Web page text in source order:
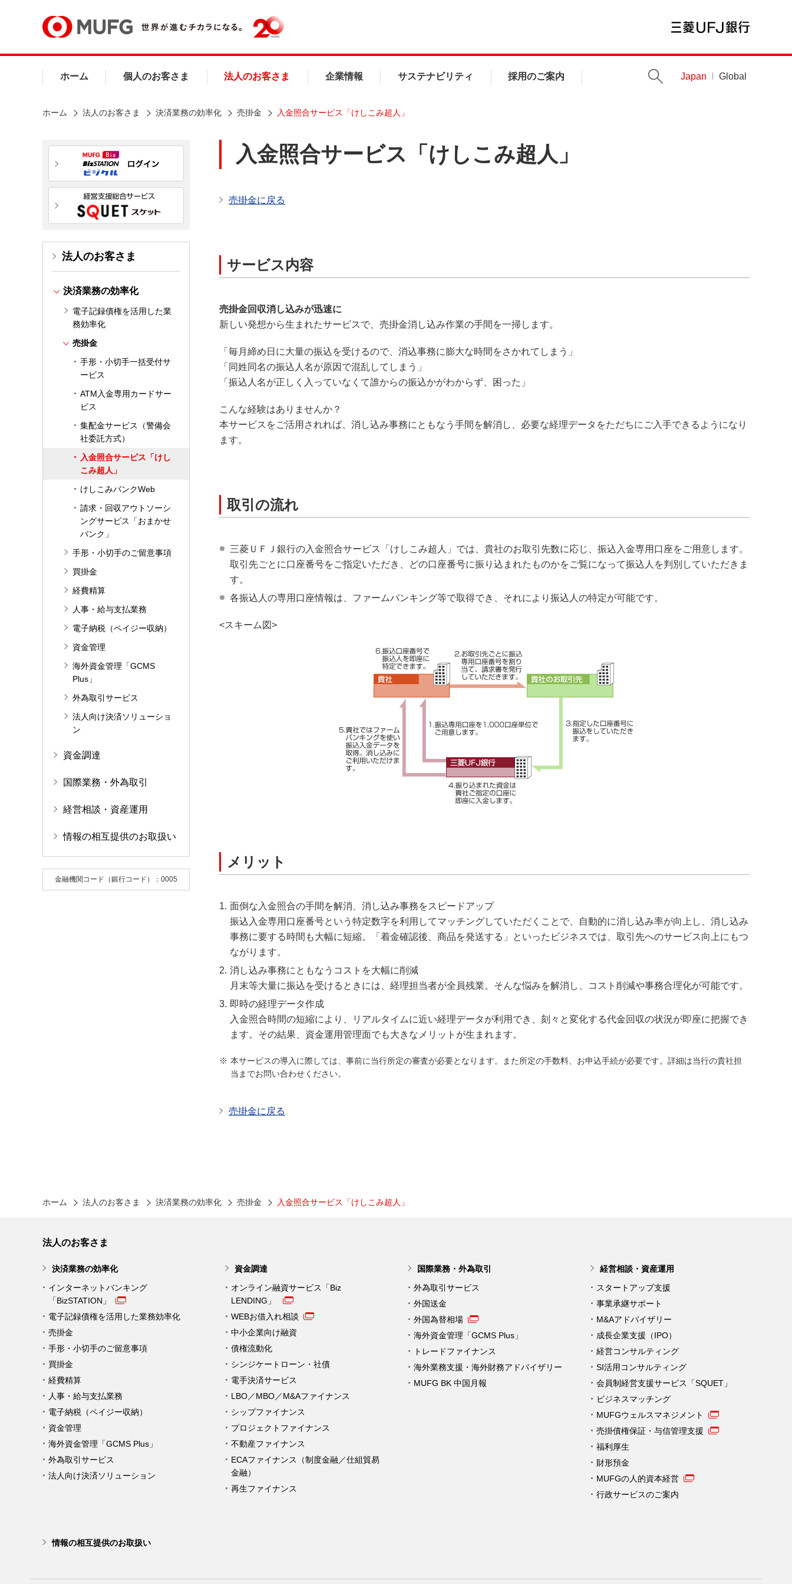
ホーム 個人のお客さま 法人のお客さま 企業情報 サステナビリティ 採用のご案内 Japan Global
ホーム 法人のお客さま 決済業務の効率化 売掛金 入金照合サービス「けしこみ超人」
法人のお客さま
決済業務の効率化
電子記録債権を活用した業
務効率化
売掛金
手形・小切手一括受付サ
ービス
ATM入金専用カードサー
ビス
集配金サービス（警備会
社委託方式）
入金照合サービス「けし
こみ超人」
けしこみバンクWeb
請求・回収アウトソーシ
ングサービス「おまかせ
バンク」
手形・小切手のご留意事項
買掛金
経費精算
人事・給与支払業務
電子納税（ペイジー収納）
資金管理
海外資金管理「GCMS
Plus」
外為取引サービス
法人向け決済ソリューショ
ン
資金調達
国際業務・外為取引
経営相談・資産運用
情報の相互提供のお取扱い
金融機関コード（銀行コード）：0005
入金照合サービス「けしこみ超人」
売掛金に戻る
サービス内容
売掛金回収消し込みが迅速に
新しい発想から生まれたサービスで、売掛金消し込み作業の手間を一掃します。
「毎月締め日に大量の振込を受けるので、消込事務に膨大な時間をさかれてしまう」
「同姓同名の振込人名が原因で混乱してしまう」
「振込人名が正しく入っていなくて誰からの振込かがわからず、困った」
こんな経験はありませんか？
本サービスをご活用されれば、消し込み事務にともなう手間を解消し、必要な経理データをただちにご入手できるようになり
ます。
取引の流れ
三菱ＵＦＪ銀行の入金照合サービス「けしこみ超人」では、貴社のお取引先数に応じ、振込入金専用口座をご用意します。
取引先ごとに口座番号をご指定いただき、どの口座番号に振り込まれたものかをご覧になって振込人を判別していただきま
す。
各振込人の専用口座情報は、ファームバンキング等で取得でき、それにより振込人の特定が可能です。
<スキーム図>
メリット
面倒な入金照合の手間を解消、消し込み事務をスピードアップ
振込入金専用口座番号という特定数字を利用してマッチングしていただくことで、自動的に消し込み率が向上し、消し込み
事務に要する時間も大幅に短縮。「着金確認後、商品を発送する」といったビジネスでは、取引先へのサービス向上にもつ
ながります。
消し込み事務にともなうコストを大幅に削減
月末等大量に振込を受けるときには、経理担当者が全員残業。そんな悩みを解消し、コスト削減や事務合理化が可能です。
即時の経理データ作成
入金照合時間の短縮により、リアルタイムに近い経理データが利用でき、刻々と変化する代金回収の状況が即座に把握でき
ます。その結果、資金運用管理面でも大きなメリットが生まれます。
本サービスの導入に際しては、事前に当行所定の審査が必要となります。また所定の手数料、お申込手続が必要です。詳細は当行の貴社担
当までお問い合わせください。
売掛金に戻る
ホーム 法人のお客さま 決済業務の効率化 売掛金 入金照合サービス「けしこみ超人」
法人のお客さま
決済業務の効率化
インターネットバンキング
「BizSTATION」
電子記録債権を活用した業務効率化
売掛金
手形・小切手のご留意事項
買掛金
経費精算
人事・給与支払業務
電子納税（ペイジー収納）
資金管理
海外資金管理「GCMS Plus」
外為取引サービス
法人向け決済ソリューション
資金調達
オンライン融資サービス「Biz
LENDING」
WEBお借入れ相談
中小企業向け融資
債権流動化
シンジケートローン・社債
電手決済サービス
LBO／MBO／M&Aファイナンス
シップファイナンス
プロジェクトファイナンス
不動産ファイナンス
ECAファイナンス（制度金融／仕組貿易
金融）
再生ファイナンス
国際業務・外為取引
外為取引サービス
外国送金
外国為替相場
海外資金管理「GCMS Plus」
トレードファイナンス
海外業務支援・海外財務アドバイザリー
MUFG BK 中国月報
経営相談・資産運用
スタートアップ支援
事業承継サポート
M&Aアドバイザリー
成長企業支援（IPO）
経営コンサルティング
SI活用コンサルティング
会員制経営支援サービス「SQUET」
ビジネスマッチング
MUFGウェルスマネジメント
売掛債権保証・与信管理支援
福利厚生
財形預金
MUFGの人的資本経営
行政サービスのご案内
情報の相互提供のお取扱い